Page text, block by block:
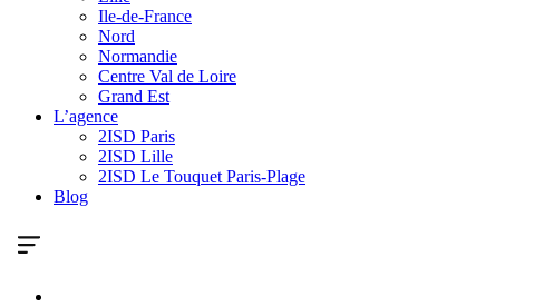
Ile-de-France
Nord
Normandie
Centre Val de Loire
Grand Est
L’agence
2ISD Paris
2ISD Lille
2ISD Le Touquet Paris-Plage
Blog